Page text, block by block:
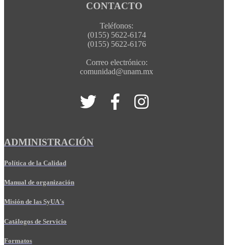
CONTACTO
Teléfonos:
(0155) 5622-6174
(0155) 5622-6176
Correo electrónico:
comunidad@unam.mx
ADMINISTRACIÓN
Política de la Calidad
Manual de organización
Misión de las SyUA's
Catálogos de Servicio
Formatos